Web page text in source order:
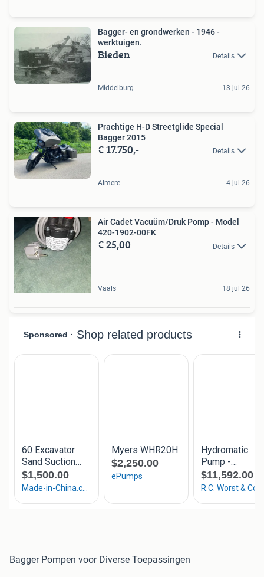
Bagger- en grondwerken - 1946 -
werktuigen.
Bieden Details
Middelburg 13 jul 26
Prachtige H-D Streetglide Special
Bagger 2015
€ 17.750,- Details
Almere 4 jul 26
Air Cadet Vacuüm/Druk Pomp - Model
420-1902-00FK
€ 25,00 Details
Vaals 18 jul 26
Bagger Pompen voor Diverse Toepassingen